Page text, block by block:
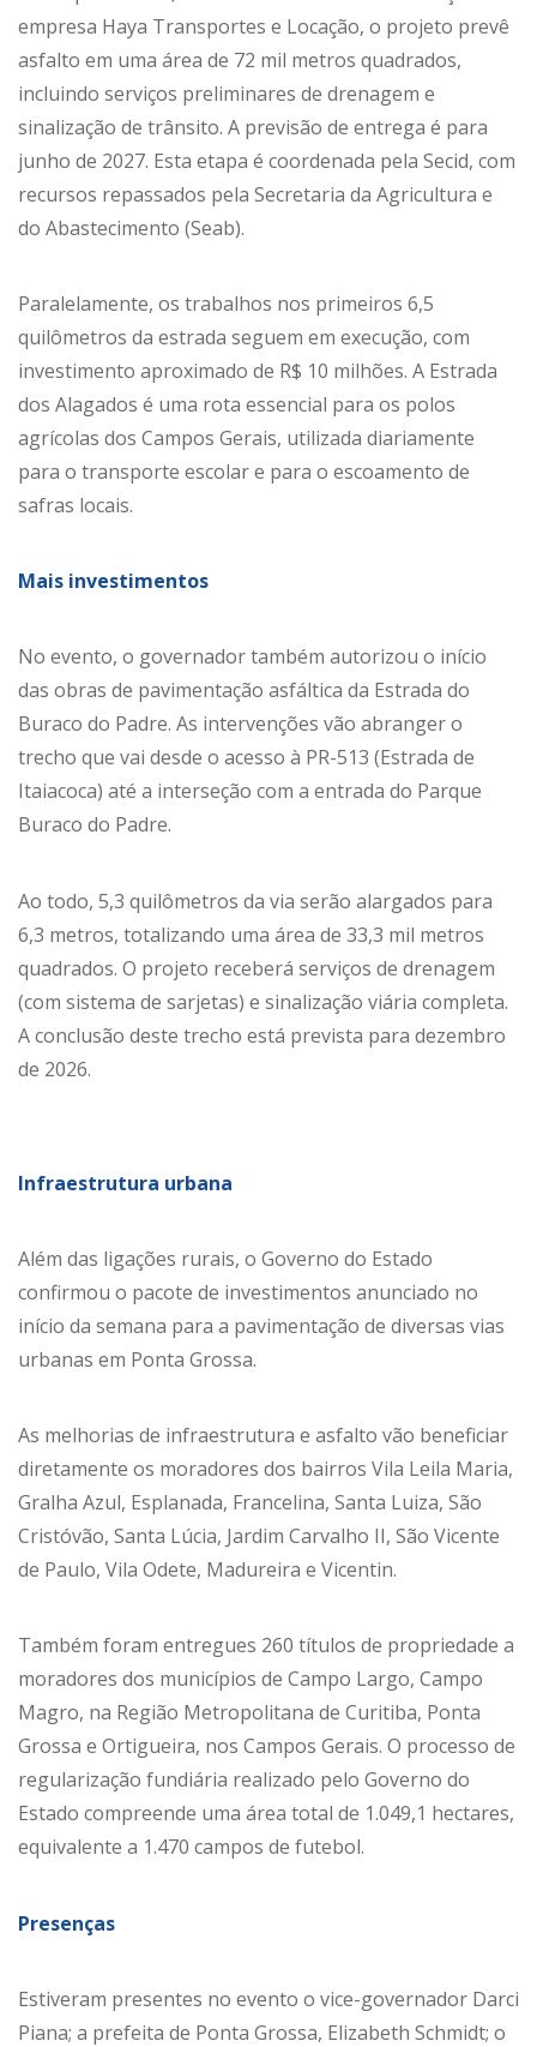
empresa Haya Transportes e Locação, o projeto prevê
asfalto em uma área de 72 mil metros quadrados,
incluindo serviços preliminares de drenagem e
sinalização de trânsito. A previsão de entrega é para
junho de 2027. Esta etapa é coordenada pela Secid, com
recursos repassados pela Secretaria da Agricultura e
do Abastecimento (Seab).
Paralelamente, os trabalhos nos primeiros 6,5
quilômetros da estrada seguem em execução, com
investimento aproximado de R$ 10 milhões. A Estrada
dos Alagados é uma rota essencial para os polos
agrícolas dos Campos Gerais, utilizada diariamente
para o transporte escolar e para o escoamento de
safras locais.
Mais investimentos
No evento, o governador também autorizou o início
das obras de pavimentação asfáltica da Estrada do
Buraco do Padre. As intervenções vão abranger o
trecho que vai desde o acesso à PR-513 (Estrada de
Itaiacoca) até a interseção com a entrada do Parque
Buraco do Padre.
Ao todo, 5,3 quilômetros da via serão alargados para
6,3 metros, totalizando uma área de 33,3 mil metros
quadrados. O projeto receberá serviços de drenagem
(com sistema de sarjetas) e sinalização viária completa.
A conclusão deste trecho está prevista para dezembro
de 2026.
Infraestrutura urbana
Além das ligações rurais, o Governo do Estado
confirmou o pacote de investimentos anunciado no
início da semana para a pavimentação de diversas vias
urbanas em Ponta Grossa.
As melhorias de infraestrutura e asfalto vão beneficiar
diretamente os moradores dos bairros Vila Leila Maria,
Gralha Azul, Esplanada, Francelina, Santa Luiza, São
Cristóvão, Santa Lúcia, Jardim Carvalho II, São Vicente
de Paulo, Vila Odete, Madureira e Vicentin.
Também foram entregues 260 títulos de propriedade a
moradores dos municípios de Campo Largo, Campo
Magro, na Região Metropolitana de Curitiba, Ponta
Grossa e Ortigueira, nos Campos Gerais. O processo de
regularização fundiária realizado pelo Governo do
Estado compreende uma área total de 1.049,1 hectares,
equivalente a 1.470 campos de futebol.
Presenças
Estiveram presentes no evento o vice-governador Darci
Piana; a prefeita de Ponta Grossa, Elizabeth Schmidt; o